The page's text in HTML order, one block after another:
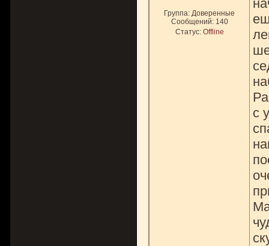
Группа: Доверенные
Сообщений: 140
Статус: Offline
с